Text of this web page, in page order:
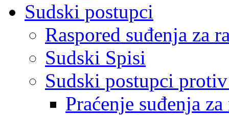
Sudski postupci
Raspored suđenja za
Sudski Spisi
Sudski postupci
Praćenje suđenja